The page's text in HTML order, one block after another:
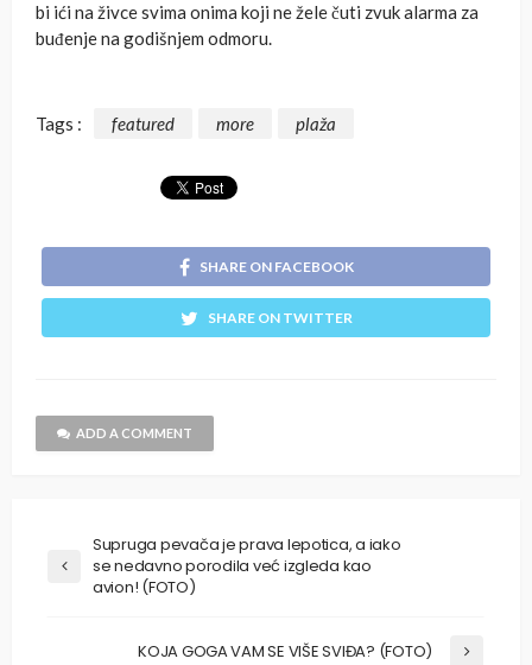
bi ići na živce svima onima koji ne žele čuti zvuk alarma za
buđenje na godišnjem odmoru.
Tags : featured more plaža
SHARE ON FACEBOOK
SHARE ON TWITTER
ADD A COMMENT
Supruga pevača je prava lepotica, a iako
se nedavno porodila već izgleda kao
avion! (FOTO)
KOJA GOGA VAM SE VIŠE SVIĐA? (FOTO)